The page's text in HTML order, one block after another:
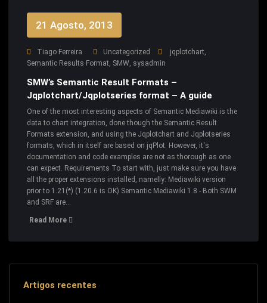
21 Agosto, 2013
Tiago Ferreira Uncategorized jqplotchart,
Semantic Results Format, SMW, sysadmin
SMW’s Semantic Result Formats –
Jqplotchart/Jqplotseries format – A guide
One of the most interesting aspects of Semantic Mediawiki is the
data to chart integration, done though the Semantic Result
Formats extension, and using the Jqplotchart and Jqplotseries
formats, which in itself are based on jqPlot. However, it's
documentation and code examples are not as thorough as one
can expect. Requirements To start with, just make sure you have
all the proper extensions installed, namelly: Mediawiki version
prior to 1.21(*) (1.20.6 is OK) Semantic Mediawiki 1.8 - Both SWM
and SRF are…
Read More
Artigos recentes